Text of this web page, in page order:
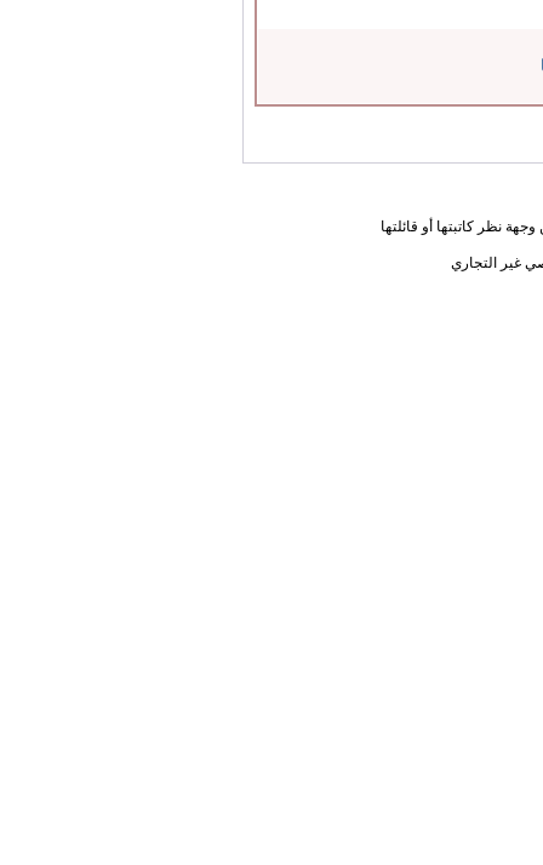
نظر كاتبتها أو قائلتها
غير التجاري